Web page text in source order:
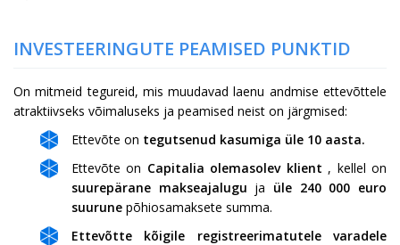
INVESTEERINGUTE PEAMISED PUNKTID
On mitmeid tegureid, mis muudavad laenu andmise ettevõttele
atraktiivseks võimaluseks ja peamised neist on järgmised:
Ettevõte on tegutsenud kasumiga üle 10 aasta.
Ettevõte on Capitalia olemasolev klient , kellel on
suurepärane makseajalugu ja üle 240 000 euro
suurune põhiosamaksete summa.
Ettevõtte kõigile registreerimatutele varadele